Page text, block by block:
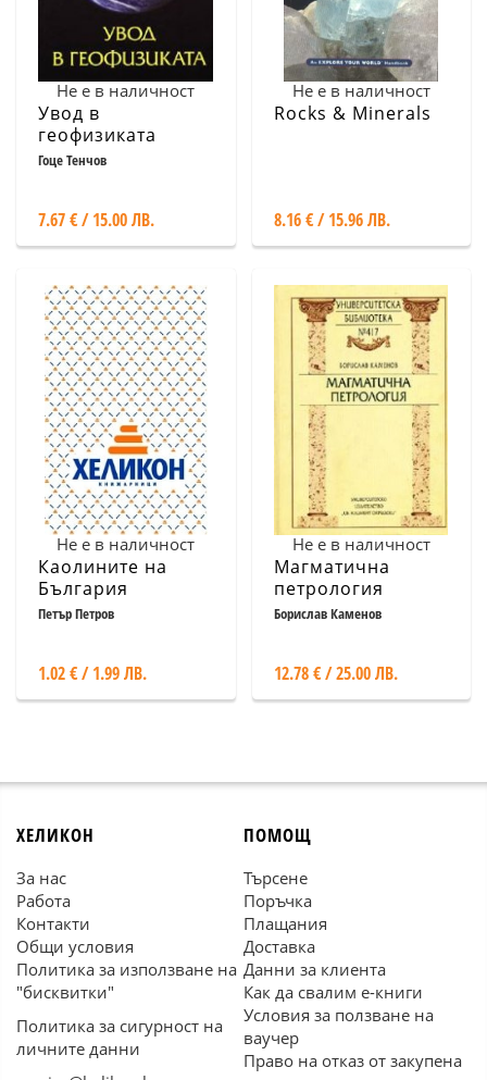
Не е в наличност
Увод в
геофизиката
Гоце Тенчов
7.67 € / 15.00 ЛВ.
Не е в наличност
Rocks & Minerals
8.16 € / 15.96 ЛВ.
Не е в наличност
Каолините на
България
Петър Петров
1.02 € / 1.99 ЛВ.
Не е в наличност
Магматична
петрология
Борислав Каменов
12.78 € / 25.00 ЛВ.
ХЕЛИКОН
За нас
Работа
Контакти
Общи условия
Политика за използване на
"бисквитки"
Политика за сигурност на
личните данни
ПОМОЩ
Търсене
Поръчка
Плащания
Доставка
Данни за клиента
Как да свалим е-книги
Условия за ползване на
ваучер
Право на отказ от закупена